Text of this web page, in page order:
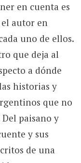
en cuenta es
autor en
uno de ellos.
que deja al
a dónde
historias y
que no
paisano y
y sus
de una